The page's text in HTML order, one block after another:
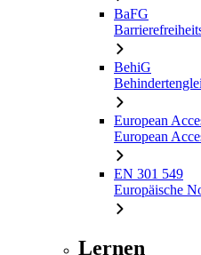
BaFG
BehiG
European
European
EN 301 549
Europäische
Lernen